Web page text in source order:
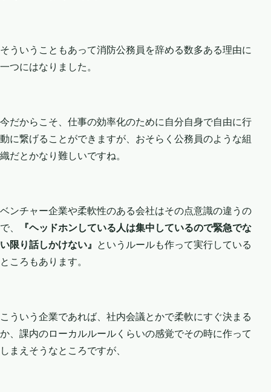
そういうこともあって消防公務員を辞める数多ある理由に
一つにはなりました。
今だからこそ、仕事の効率化のために自分自身で自由に行
動に繋げることができますが、おそらく公務員のような組
織だとかなり難しいですね。
ベンチャー企業や柔軟性のある会社はその点意識の違うの
で、
『ヘッドホンしている人は集中しているので緊急でな
い限り話しかけない』 というルールも作って実行している
ところもあります。
こういう企業であれば、社内会議とかで柔軟にすぐ決まる
か、課内のローカルルールくらいの感覚でその時に作って
しまえそうなところですが、